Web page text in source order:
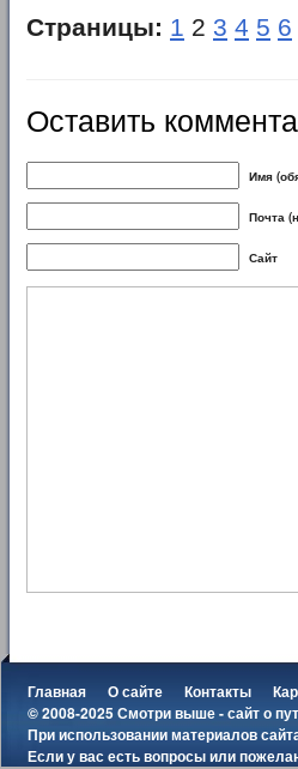
Страницы: 1 2 3 4 5 6
Оставить
Имя
Почта
Сайт
Главная О сайте Контакты
© 2008-2025 Смотри выше - сайт о
При использовании материалов
Если у вас есть вопросы или